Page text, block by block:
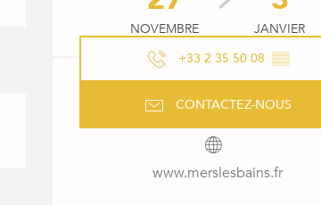
NOVEMBRE
JANVIER
+33 2 35 50 08 ▒▒
CONTACTEZ-NOUS
www.merslesbains.fr